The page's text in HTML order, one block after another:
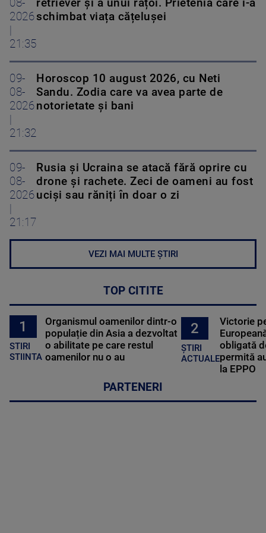
08-
2026
21:35
retriever și a unui rățoi. Prietenia care i-a
schimbat viața cățelușei
09-
08-
2026
21:32
Horoscop 10 august 2026, cu Neti
Sandu. Zodia care va avea parte de
notorietate și bani
09-
08-
2026
21:17
Rusia și Ucraina se atacă fără oprire cu
drone și rachete. Zeci de oameni au fost
uciși sau răniți în doar o zi
VEZI MAI MULTE ȘTIRI
TOP CITITE
1
STIRI
STIINTA
Organismul oamenilor dintr-o
populație din Asia a dezvoltat
o abilitate pe care restul
oamenilor nu o au
2
ȘTIRI
ACTUALE
Victorie
obligată
permită
la EPPO
PARTENERI